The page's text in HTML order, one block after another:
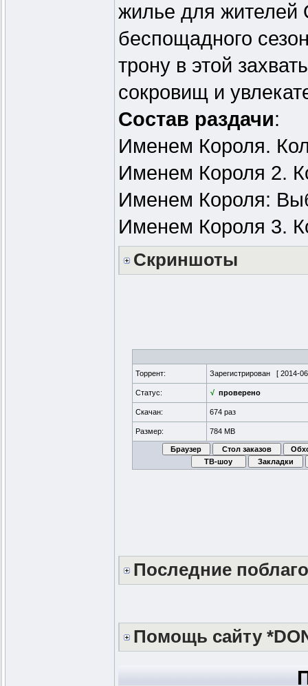
жилье для жителей
беспощадного
трону в этой
сокровищ и
Состав раздачи:
Именем Короля.
Именем Короля 2.
Именем Короля:
Именем Короля 3.
Скриншоты
Торрент: Зарегистрирован [ 2014-
Статус: √ проверено
Скачан: 674 раз
Размер: 784 MB
Последние
Помощь сайту